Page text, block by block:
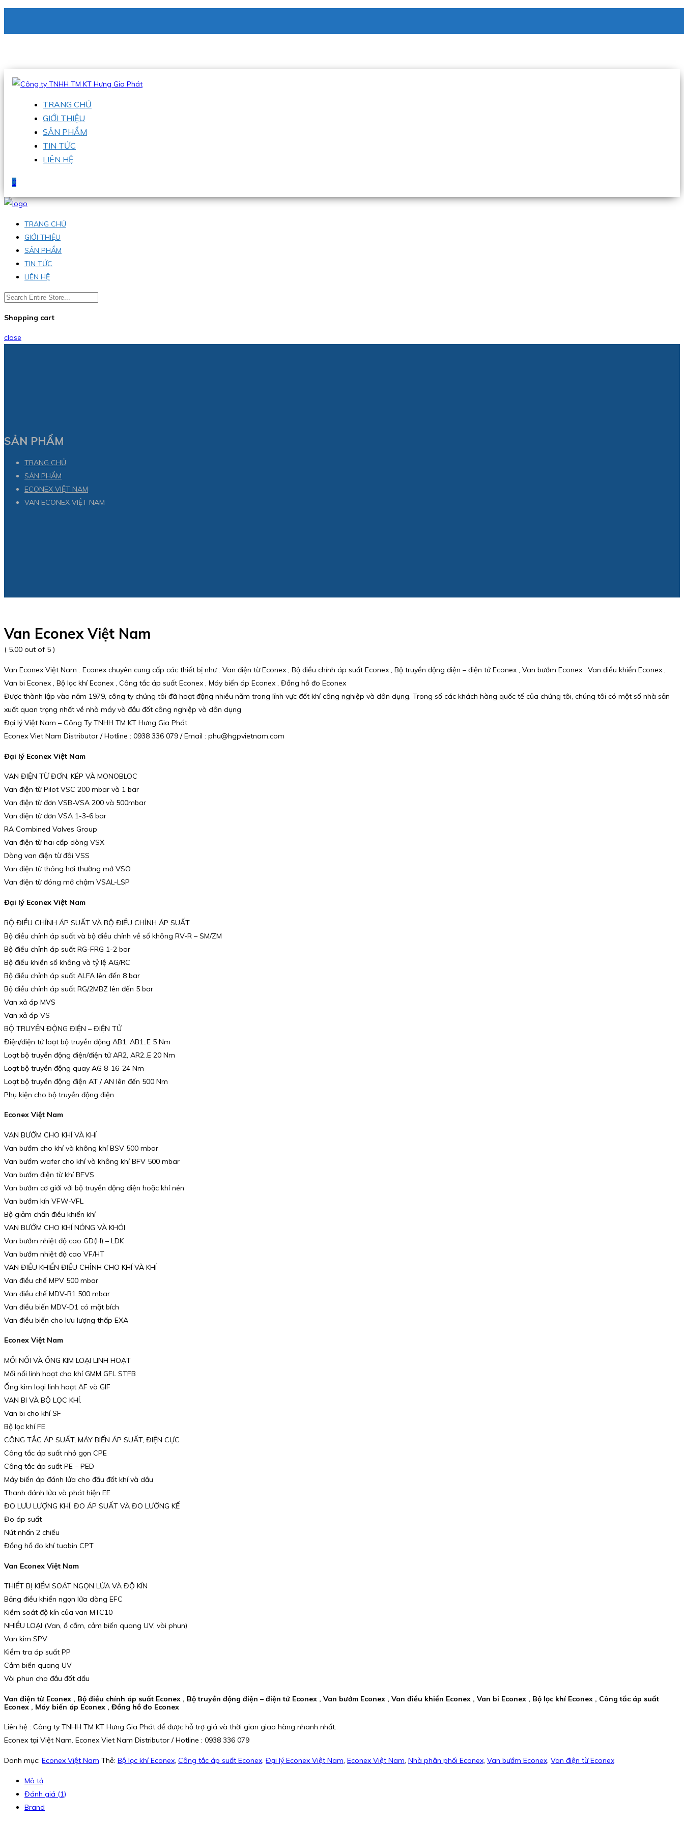
Hotline:0938 336 079
TRANG CHỦ
GIỚI THIỆU
SẢN PHẨM
TIN TỨC
LIÊN HỆ
0
TRANG CHỦ
GIỚI THIỆU
SẢN PHẨM
TIN TỨC
LIÊN HỆ
Shopping cart
close
SẢN PHẨM
TRANG CHỦ
SẢN PHẨM
ECONEX VIỆT NAM
VAN ECONEX VIỆT NAM
Van Econex Việt Nam
( 5.00 out of 5 )
Van Econex Việt Nam . Econex chuyên cung cấp các thiết bị như : Van điện từ Econex , Bộ điều chỉnh áp suất Econex , Bộ truyền động điện – điện tử Econex , Van bướm Econex , Van điều khiển Econex ,
Van bi Econex , Bộ lọc khí Econex , Công tắc áp suất Econex , Máy biến áp Econex , Đồng hồ đo Econex
Được thành lập vào năm 1979, công ty chúng tôi đã hoạt động nhiều năm trong lĩnh vực đốt khí công nghiệp và dân dụng. Trong số các khách hàng quốc tế của chúng tôi, chúng tôi có một số nhà sản
xuất quan trọng nhất về nhà máy và đầu đốt công nghiệp và dân dụng
Đại lý Việt Nam – Công Ty TNHH TM KT Hưng Gia Phát
Econex Viet Nam Distributor / Hotline : 0938 336 079 / Email : phu@hgpvietnam.com
Đại lý Econex Việt Nam
VAN ĐIỆN TỪ ĐƠN, KÉP VÀ MONOBLOC
Van điện từ Pilot VSC 200 mbar và 1 bar
Van điện từ đơn VSB-VSA 200 và 500mbar
Van điện từ đơn VSA 1-3-6 bar
RA Combined Valves Group
Van điện từ hai cấp dòng VSX
Dòng van điện từ đôi VSS
Van điện từ thông hơi thường mở VSO
Van điện từ đóng mở chậm VSAL-LSP
Đại lý Econex Việt Nam
BỘ ĐIỀU CHỈNH ÁP SUẤT VÀ BỘ ĐIỀU CHỈNH ÁP SUẤT
Bộ điều chỉnh áp suất và bộ điều chỉnh về số không RV-R – SM/ZM
Bộ điều chỉnh áp suất RG-FRG 1-2 bar
Bộ điều khiển số không và tỷ lệ AG/RC
Bộ điều chỉnh áp suất ALFA lên đến 8 bar
Bộ điều chỉnh áp suất RG/2MBZ lên đến 5 bar
Van xả áp MVS
Van xả áp VS
BỘ TRUYỀN ĐỘNG ĐIỆN – ĐIỆN TỬ
Điện/điện tử loạt bộ truyền động AB1, AB1..E 5 Nm
Loạt bộ truyền động điện/điện tử AR2, AR2..E 20 Nm
Loạt bộ truyền động quay AG 8-16-24 Nm
Loạt bộ truyền động điện AT / AN lên đến 500 Nm
Phụ kiện cho bộ truyền động điện
Econex Việt Nam
VAN BƯỚM CHO KHÍ VÀ KHÍ
Van bướm cho khí và không khí BSV 500 mbar
Van bướm wafer cho khí và không khí BFV 500 mbar
Van bướm điện từ khí BFVS
Van bướm cơ giới với bộ truyền động điện hoặc khí nén
Van bướm kín VFW-VFL
Bộ giảm chấn điều khiển khí
VAN BƯỚM CHO KHÍ NÓNG VÀ KHÓI
Van bướm nhiệt độ cao GD(H) – LDK
Van bướm nhiệt độ cao VF/HT
VAN ĐIỀU KHIỂN ĐIỀU CHỈNH CHO KHÍ VÀ KHÍ
Van điều chế MPV 500 mbar
Van điều chế MDV-B1 500 mbar
Van điều biến MDV-D1 có mặt bích
Van điều biến cho lưu lượng thấp EXA
Econex Việt Nam
MỐI NỐI VÀ ỐNG KIM LOẠI LINH HOẠT
Mối nối linh hoạt cho khí GMM GFL STFB
Ống kim loại linh hoạt AF và GIF
VAN BI VÀ BỘ LỌC KHÍ.
Van bi cho khí SF
Bộ lọc khí FE
CÔNG TẮC ÁP SUẤT, MÁY BIẾN ÁP SUẤT, ĐIỆN CỰC
Công tắc áp suất nhỏ gọn CPE
Công tắc áp suất PE – PED
Máy biến áp đánh lửa cho đầu đốt khí và dầu
Thanh đánh lửa và phát hiện EE
ĐO LƯU LƯỢNG KHÍ, ĐO ÁP SUẤT VÀ ĐO LƯỜNG KẾ
Đo áp suất
Nút nhấn 2 chiều
Đồng hồ đo khí tuabin CPT
Van Econex Việt Nam
THIẾT BỊ KIỂM SOÁT NGỌN LỬA VÀ ĐỘ KÍN
Bảng điều khiển ngọn lửa dòng EFC
Kiểm soát độ kín của van MTC10
NHIỀU LOẠI (Van, ổ cắm, cảm biến quang UV, vòi phun)
Van kim SPV
Kiểm tra áp suất PP
Cảm biến quang UV
Vòi phun cho đầu đốt dầu
Van điện từ Econex , Bộ điều chỉnh áp suất Econex , Bộ truyền động điện – điện tử Econex , Van bướm Econex , Van điều khiển Econex , Van bi Econex , Bộ lọc khí Econex , Công tắc áp suất
Econex , Máy biến áp Econex , Đồng hồ đo Econex
Liên hệ : Công ty TNHH TM KT Hưng Gia Phát để được hỗ trợ giá và thời gian giao hàng nhanh nhất.
Econex tại Việt Nam. Econex Viet Nam Distributor / Hotline : 0938 336 079
Danh mục: Econex Việt Nam Thẻ: Bộ lọc khí Econex, Công tắc áp suất Econex, Đại lý Econex Việt Nam, Econex Việt Nam, Nhà phân phối Econex, Van bướm Econex, Van điện từ Econex
Mô tả
Đánh giá (1)
Brand